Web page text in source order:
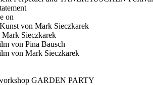
on
von Mark Sieczkarek
Sieczkarek
von Pina Bausch
von Mark Sieczkarek
GARDEN PARTY